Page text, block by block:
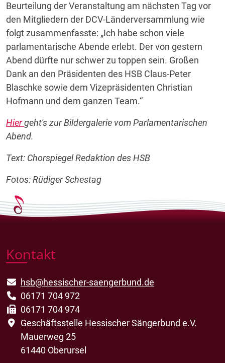
Beurteilung der Veranstaltung am nächsten Tag vor
den Mitgliedern der DCV-Länderversammlung wie
folgt zusammenfasste: „Ich habe schon viele
parlamentarische Abende erlebt. Der von gestern
Abend dürfte nur schwer zu toppen sein. Großen
Dank an den Präsidenten des HSB Claus-Peter
Blaschke sowie dem Vizepräsidenten Christian
Hofmann und dem ganzen Team.“
Hiergeht's zur Bildergalerie vom Parlamentarischen
Abend.
Text: Chorspiegel Redaktion des HSB
Fotos: Rüdiger Schestag
Kontakt
hsb@hessischer-saengerbund.de
06171 704 972
06171 704 974
Geschäftsstelle Hessischer Sängerbund e.V.
Mauerweg 25
61440 Oberursel